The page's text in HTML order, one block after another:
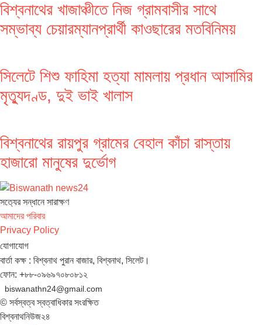
বিশ্বনাথের খাজাঞ্চীতে নিজ গ্রামবাসীর সাথে
সম্ভাব্য চেয়ারম্যানপ্রার্থী কাওছারের মতবিনিময়
সিলেটে শিশু ফাহিমা হত্যা মামলায় প্রধান আসামির
মৃত্যুদণ্ড, দুই ভাই খালাস
বিশ্বনাথের রায়পুর গ্রামের বেহাল কাঁচা রাস্তায়
হাজারো মানুষের দুর্ভোগ
সত‌্যের সন্ধানে সারাক্ষণ
আমাদের পরিবার
Privacy Policy
যোগাযোগ
বার্তা কক্ষ : বিশ্বনাথ পুরান বাজার, বিশ্বনাথ, সিলেট।
ফোন: +৮৮-০৯৬৯৭০৮০৮১২
biswanathn24@gmail.com
© সর্বস্বত্ব স্বত্বাধিকার সংরক্ষিত
বিশ্বনাথনিউজ২৪